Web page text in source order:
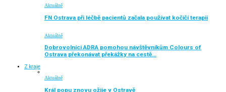
Aktuálně
FN Ostrava při léčbě pacientů začala používat kočičí terapii
Aktuálně
Dobrovolníci ADRA pomohou návštěvníkům Colours of
Ostrava překonávat překážky na cestě…
Z kraje
Aktuálně
Král popu znovu ožije v Ostravě